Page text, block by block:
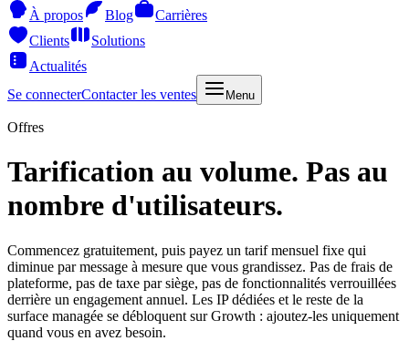
À propos
Blog
Carrières
Clients
Solutions
Actualités
Se connecterContacter les ventes Menu
Offres
Tarification au volume. Pas au
nombre d'utilisateurs.
Commencez gratuitement, puis payez un tarif mensuel fixe qui
diminue par message à mesure que vous grandissez. Pas de frais de
plateforme, pas de taxe par siège, pas de fonctionnalités verrouillées
derrière un engagement annuel. Les IP dédiées et le reste de la
surface managée se débloquent sur Growth : ajoutez-les uniquement
quand vous en avez besoin.